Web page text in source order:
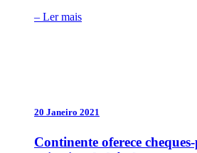
– Ler mais
20 Janeiro 2021
Continente oferece